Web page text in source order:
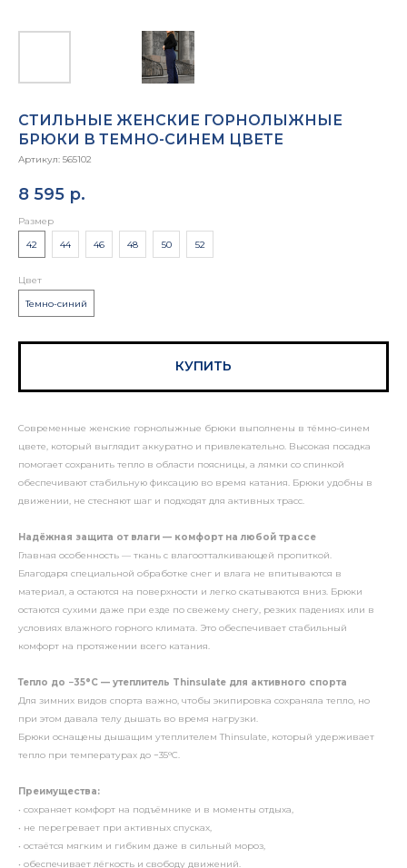
СТИЛЬНЫЕ ЖЕНСКИЕ ГОРНОЛЫЖНЫЕ
БРЮКИ В ТЕМНО-СИНЕМ ЦВЕТЕ
Артикул: 565102
8 595 р.
Размер
42
44 46 48 50 52
Цвет
Темно-синий
КУПИТЬ
Современные женские горнолыжные брюки выполнены в тёмно-синем
цвете, который выглядит аккуратно и привлекательно. Высокая посадка
помогает сохранить тепло в области поясницы, а лямки со спинкой
обеспечивают стабильную фиксацию во время катания. Брюки удобны в
движении, не стесняют шаг и подходят для активных трасс.
Надёжная защита от влаги — комфорт на любой трассе
Главная особенность — ткань с влагоотталкивающей пропиткой.
Благодаря специальной обработке снег и влага не впитываются в
материал, а остаются на поверхности и легко скатываются вниз. Брюки
остаются сухими даже при езде по свежему снегу, резких падениях или в
условиях влажного горного климата. Это обеспечивает стабильный
комфорт на протяжении всего катания.
Тепло до −35°C — утеплитель Thinsulate для активного спорта
Для зимних видов спорта важно, чтобы экипировка сохраняла тепло, но
при этом давала телу дышать во время нагрузки.
Брюки оснащены дышащим утеплителем Thinsulate, который удерживает
тепло при температурах до −35°C.
Преимущества:
• сохраняет комфорт на подъёмнике и в моменты отдыха,
• не перегревает при активных спусках,
• остаётся мягким и гибким даже в сильный мороз,
• обеспечивает лёгкость и свободу движений.